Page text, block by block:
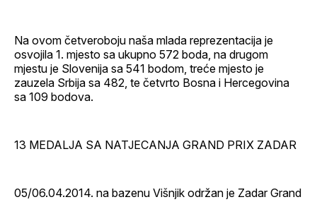
Na ovom četveroboju naša mlada reprezentacija je
osvojila 1. mjesto sa ukupno 572 boda, na drugom
mjestu je Slovenija sa 541 bodom, treće mjesto je
zauzela Srbija sa 482, te četvrto Bosna i Hercegovina
sa 109 bodova.
13 MEDALJA SA NATJECANJA GRAND PRIX ZADAR
05/06.04.2014. na bazenu Višnjik održan je Zadar Grand